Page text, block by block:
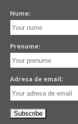
Nume:
Prenume:
Adresa de email: